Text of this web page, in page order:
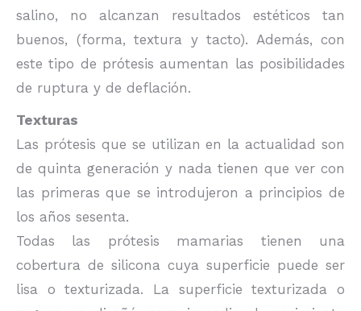
salino, no alcanzan resultados estéticos tan
buenos, (forma, textura y tacto). Además, con
este tipo de prótesis aumentan las posibilidades
de ruptura y de deflación.
Texturas
Las prótesis que se utilizan en la actualidad son
de quinta generación y nada tienen que ver con
las primeras que se introdujeron a principios de
los años sesenta.
Todas las prótesis mamarias tienen una
cobertura de silicona cuya superficie puede ser
lisa o texturizada. La superficie texturizada o